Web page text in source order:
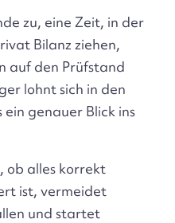
zu, eine Zeit, in der
Bilanz ziehen,
auf den Prüfstand
lohnt sich in den
genauer Blick ins
ob alles korrekt
ist, vermeidet
und startet